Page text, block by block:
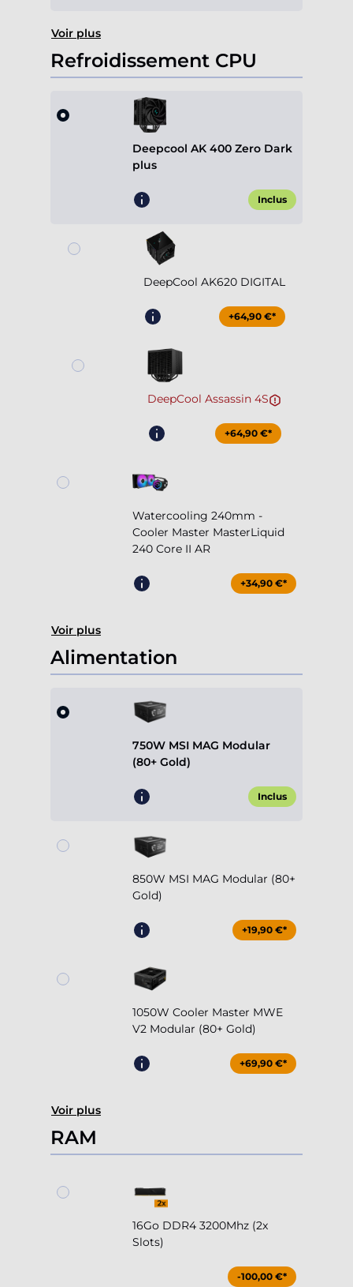
Voir plus
Refroidissement CPU
Deepcool AK 400 Zero Dark
plus
Inclus
DeepCool AK620 DIGITAL
+64,90 €*
DeepCool Assassin 4S
+64,90 €*
Watercooling 240mm -
Cooler Master MasterLiquid
240 Core II AR
+34,90 €*
Voir plus
Alimentation
750W MSI MAG Modular
(80+ Gold)
Inclus
850W MSI MAG Modular (80+
Gold)
+19,90 €*
1050W Cooler Master MWE
V2 Modular (80+ Gold)
+69,90 €*
Voir plus
RAM
16Go DDR4 3200Mhz (2x
Slots)
-100,00 €*